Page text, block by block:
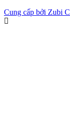
Cung cấp bởi Zubi